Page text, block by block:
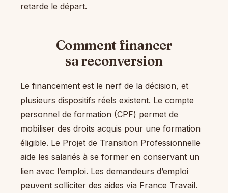
retarde le départ.
Comment financer
sa reconversion
Le financement est le nerf de la décision, et
plusieurs dispositifs réels existent. Le compte
personnel de formation (CPF) permet de
mobiliser des droits acquis pour une formation
éligible. Le Projet de Transition Professionnelle
aide les salariés à se former en conservant un
lien avec l’emploi. Les demandeurs d’emploi
peuvent solliciter des aides via France Travail.